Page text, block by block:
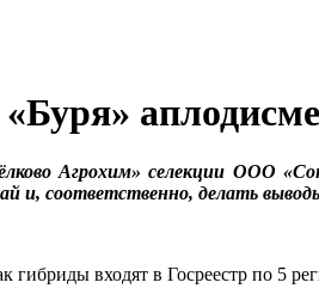
Агрохим» селекции ООО
и, соответственно, делать
входят в Госреестр по 5